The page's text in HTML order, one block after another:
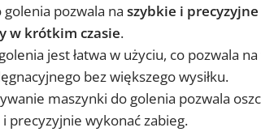
pozwala na szybkie i
w krótkim czasie.
jest łatwa w użyciu, co pozwala
bez większego wysiłku.
maszynki do golenia pozwala
precyzyjnie wykonać zabieg.